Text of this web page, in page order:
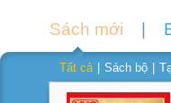
Sách mới
Tất cả Sách bộ